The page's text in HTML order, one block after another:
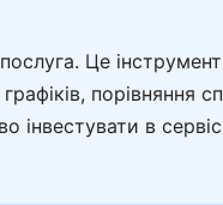
Це
порівняння
в